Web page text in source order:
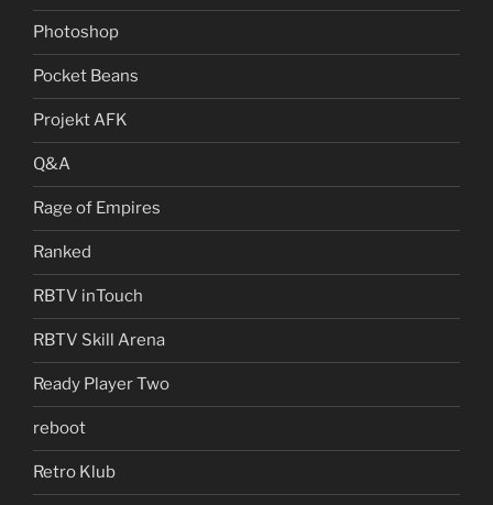
Photoshop
Pocket Beans
Projekt AFK
Q&A
Rage of Empires
Ranked
RBTV inTouch
RBTV Skill Arena
Ready Player Two
reboot
Retro Klub